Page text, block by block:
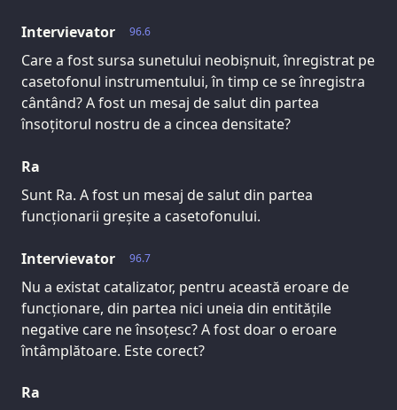
96.6
Intervievator
Care a fost sursa sunetului neobișnuit, înregistrat pe
casetofonul instrumentului, în timp ce se înregistra
cântând? A fost un mesaj de salut din partea
însoțitorul nostru de a cincea densitate?
Ra
Sunt Ra. A fost un mesaj de salut din partea
funcționarii greșite a casetofonului.
96.7
Intervievator
Nu a existat catalizator, pentru această eroare de
funcționare, din partea nici uneia din entitățile
negative care ne însoțesc? A fost doar o eroare
întâmplătoare. Este corect?
Ra